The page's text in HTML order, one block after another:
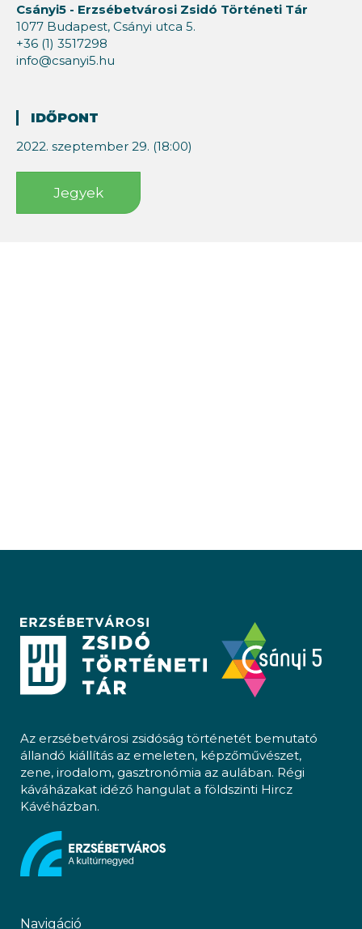
Csányi5 - Erzsébetvárosi Zsidó Történeti Tár
1077 Budapest, Csányi utca 5.
+36 (1) 3517298
info@csanyi5.hu
IDŐPONT
2022. szeptember 29. (18:00)
Jegyek
Az erzsébetvárosi zsidóság történetét bemutató
állandó kiállítás az emeleten, képzőművészet,
zene, irodalom, gasztronómia az aulában. Régi
káváházakat idéző hangulat a földszinti Hircz
Kávéházban.
Navigáció